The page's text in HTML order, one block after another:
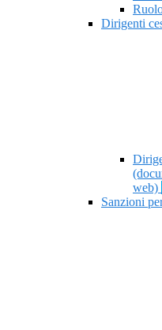
Dirigenti
web)
Sanzioni